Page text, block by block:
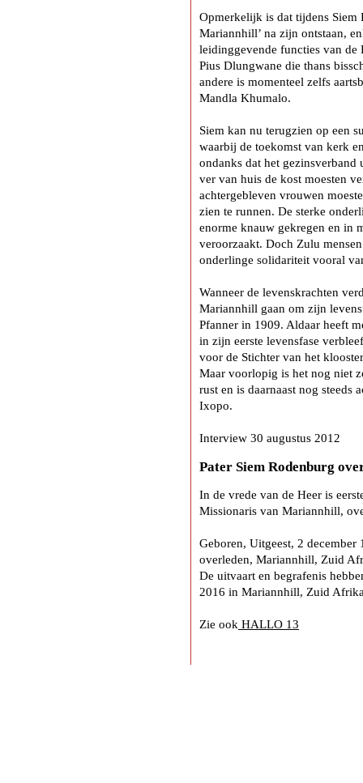
Opmerkelijk is dat tijdens Siem
Mariannhill’ na zijn ontstaan,
leidinggevende functies van de
Pius Dlungwane die thans
andere is momenteel zelfs
Mandla Khumalo.
Siem kan nu terugzien op een
waarbij de toekomst van kerk
ondanks dat het
ver van huis de kost moesten
achtergebleven vrouwen
zien te runnen. De sterke
enorme knauw gekregen en in
veroorzaakt. Doch Zulu
onderlinge solidariteit vooral
Wanneer de levenskrachten
Mariannhill gaan om zijn
Pfanner in 1909. Aldaar heeft
in zijn eerste levensfase
voor de Stichter van het
Maar voorlopig is het nog niet
rust en is daarnaast nog steeds
Ixopo.
Interview 30 augustus 2012
Pater Siem Rodenburg
In de vrede van de Heer is
Missionaris van Mariannhill,
Geboren, Uitgeest, 2 december
overleden, Mariannhill, Zuid
De uitvaart en begrafenis
2016 in Mariannhill, Zuid
Zie ook HALLO 13